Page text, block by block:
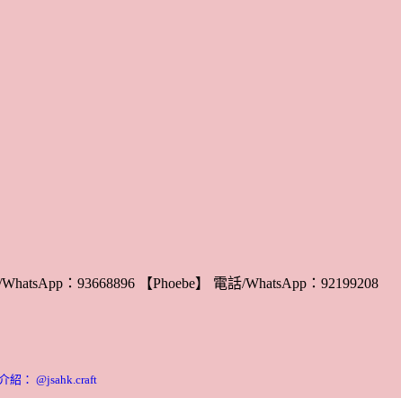
：93668896 【Phoebe】 電話/WhatsApp：92199208
紹： @jsahk.craft